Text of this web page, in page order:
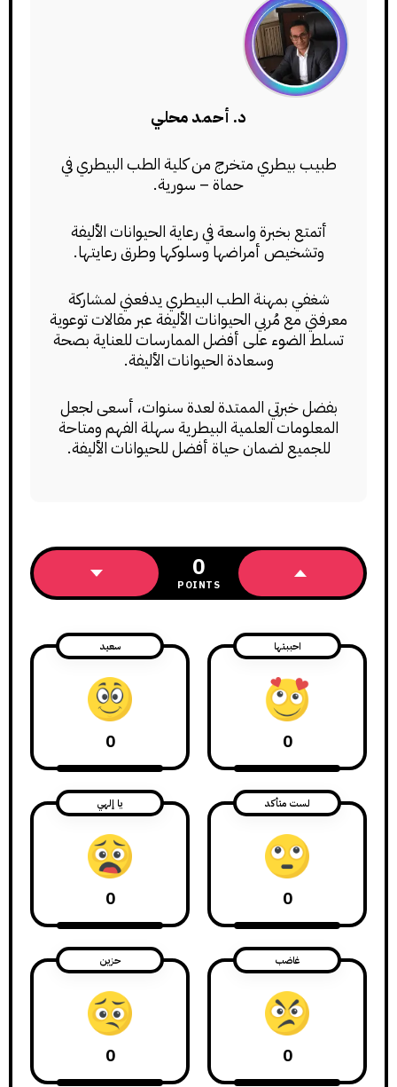
د. أحمد محلي
طبيب بيطري متخرج من كلية الطب البيطري في
حماة – سورية.
أتمتع بخبرة واسعة في رعاية الحيوانات الأليفة
وتشخيص أمراضها وسلوكها وطرق رعايتها.
شغفي بمهنة الطب البيطري يدفعني لمشاركة
معرفتي مع مُربي الحيوانات الأليفة عبر مقالات توعوية
تسلط الضوء على أفضل الممارسات للعناية بصحة
وسعادة الحيوانات الأليفة.
بفضل خبرتي الممتدة لعدة سنوات، أسعى لجعل
المعلومات العلمية البيطرية سهلة الفهم ومتاحة
للجميع لضمان حياة أفضل للحيوانات الأليفة.
0
POINTS
احببتها
0
سعيد
0
لست متأكد
0
يا إلهي
0
غاضب
0
حزين
0